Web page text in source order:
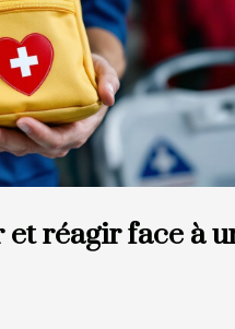
réagir face à